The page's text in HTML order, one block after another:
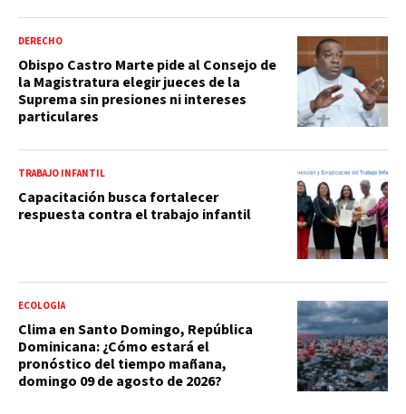
DERECHO
Obispo Castro Marte pide al Consejo de
la Magistratura elegir jueces de la
Suprema sin presiones ni intereses
particulares
TRABAJO INFANTIL
Capacitación busca fortalecer
respuesta contra el trabajo infantil
ECOLOGÍA
Clima en Santo Domingo, República
Dominicana: ¿Cómo estará el
pronóstico del tiempo mañana,
domingo 09 de agosto de 2026?